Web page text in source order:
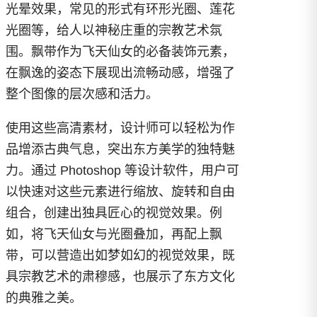
光晕效果，常见的形式有环形光圈、莲花
光圈等，给人以神秘庄重的宗教艺术氛
围。飘带作为飞天仙女的必备装饰元素，
在飘逸的姿态下展现出流畅动感，增强了
整个图像的层次感和活力。
使用这些高清素材，设计师可以轻松为作
品增添古典气息，突出东方美学的独特魅
力。通过 Photoshop 等设计软件，用户可
以快速对这些元素进行缩放、旋转和自由
组合，创建出独具匠心的视觉效果。例
如，将飞天仙女与光圈叠加，再配上飘
带，可以营造出如梦如幻的视觉效果，既
具宗教艺术的肃穆感，也展示了东方文化
的典雅之美。